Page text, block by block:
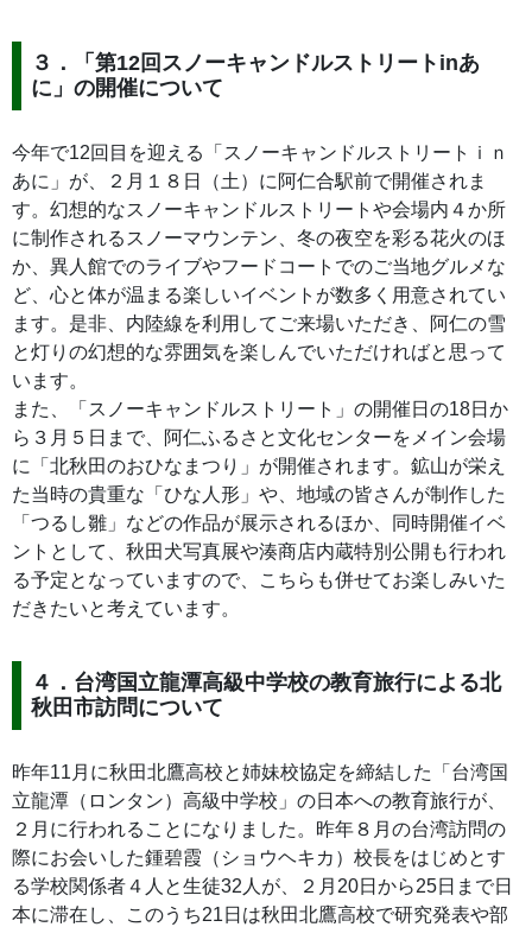
３．「第12回スノーキャンドルストリートinあ
に」の開催について
今年で12回目を迎える「スノーキャンドルストリートｉｎ
あに」が、２月１８日（土）に阿仁合駅前で開催されま
す。幻想的なスノーキャンドルストリートや会場内４か所
に制作されるスノーマウンテン、冬の夜空を彩る花火のほ
か、異人館でのライブやフードコートでのご当地グルメな
ど、心と体が温まる楽しいイベントが数多く用意されてい
ます。是非、内陸線を利用してご来場いただき、阿仁の雪
と灯りの幻想的な雰囲気を楽しんでいただければと思って
います。
また、「スノーキャンドルストリート」の開催日の18日か
ら３月５日まで、阿仁ふるさと文化センターをメイン会場
に「北秋田のおひなまつり」が開催されます。鉱山が栄え
た当時の貴重な「ひな人形」や、地域の皆さんが制作した
「つるし雛」などの作品が展示されるほか、同時開催イベ
ントとして、秋田犬写真展や湊商店内蔵特別公開も行われ
る予定となっていますので、こちらも併せてお楽しみいた
だきたいと考えています。
４．台湾国立龍潭高級中学校の教育旅行による北
秋田市訪問について
昨年11月に秋田北鷹高校と姉妹校協定を締結した「台湾国
立龍潭（ロンタン）高級中学校」の日本への教育旅行が、
２月に行われることになりました。昨年８月の台湾訪問の
際にお会いした鍾碧霞（ショウヘキカ）校長をはじめとす
る学校関係者４人と生徒32人が、２月20日から25日まで日
本に滞在し、このうち21日は秋田北鷹高校で研究発表や部